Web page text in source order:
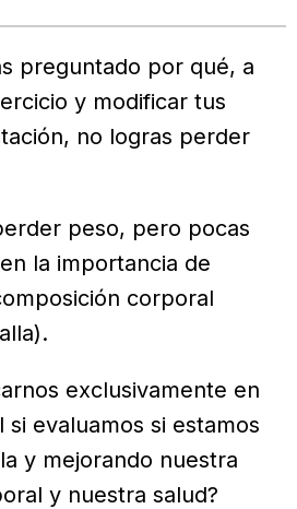
preguntado por qué, a
y modificar tus
no logras perder
peso, pero pocas
la importancia de
corporal
exclusivamente en
si evaluamos si estamos
y mejorando nuestra
y nuestra salud?